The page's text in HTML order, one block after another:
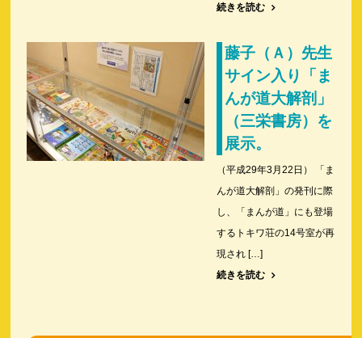
続きを読む
藤子（Ａ）先生
サイン入り「ま
んが道大解剖」
（三栄書房）を
展示。
（平成29年3月22日） 「ま
んが道大解剖」の発刊に際
し、「まんが道」にも登場
するトキワ荘の14号室が再
現され […]
続きを読む